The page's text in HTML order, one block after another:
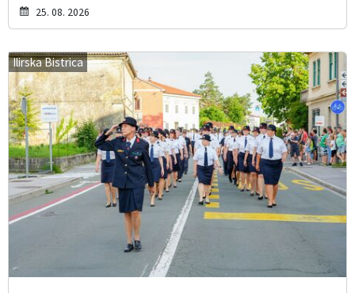
25. 08. 2026
Ilirska Bistrica